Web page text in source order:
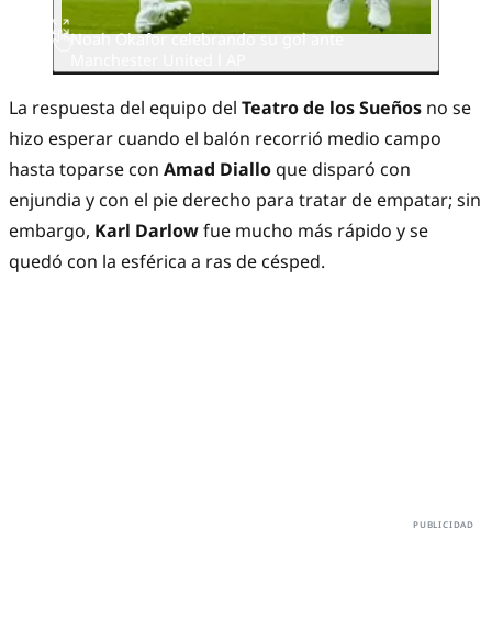
Noah Okafor celebrando su gol ante
La respuesta del equipo del Teatro de los Sueños no se
hizo esperar cuando el balón recorrió medio campo
hasta toparse con Amad Dialloque disparó con
enjundia y con el pie derecho para tratar de empatar; sin
embargo, Karl Darlowfue mucho más rápido y se
quedó con la esférica a ras de césped.